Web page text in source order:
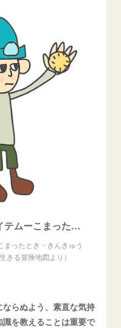
自分をたすけてくれるアイテムーこまったとき・きんきゅうのときの電話・ひなん場所（NEW生きる冒険地図より） - 子ども情報ステーションby ぷるすあるは
ったとき・きんきゅう
きる冒険地図より）
ならぬよう、素直な気持
を教えることは重要で